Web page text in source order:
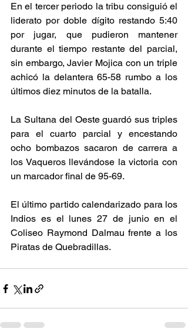
En el tercer periodo la tribu consiguió el
liderato por doble dígito restando 5:40
por jugar, que pudieron mantener
durante el tiempo restante del parcial,
sin embargo, Javier Mojica con un triple
achicó la delantera 65-58 rumbo a los
últimos diez minutos de la batalla.
La Sultana del Oeste guardó sus triples
para el cuarto parcial y encestando
ocho bombazos sacaron de carrera a
los Vaqueros llevándose la victoria con
un marcador final de 95-69.
El último partido calendarizado para los
Indios es el lunes 27 de junio en el
Coliseo Raymond Dalmau frente a los
Piratas de Quebradillas.